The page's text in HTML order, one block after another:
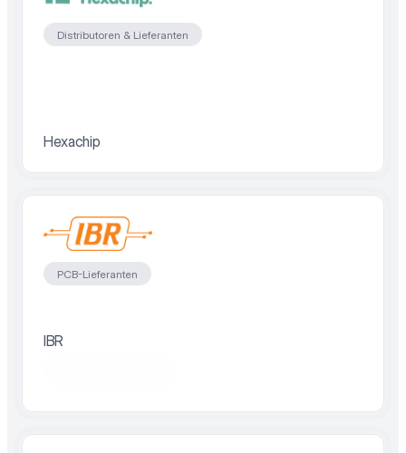
Distributoren & Lieferanten
Hexachip
PCB-Lieferanten
IBR